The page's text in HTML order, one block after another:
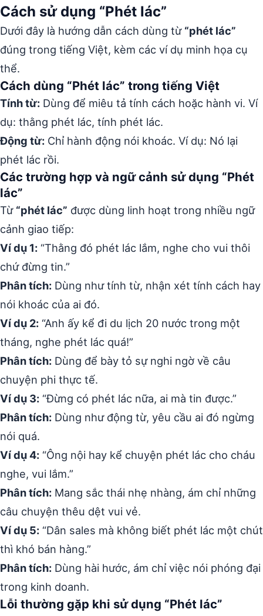
Cách sử dụng “Phét lác”
Dưới đây là hướng dẫn cách dùng từ “phét lác”
đúng trong tiếng Việt, kèm các ví dụ minh họa cụ
thể.
Cách dùng “Phét lác” trong tiếng Việt
Tính từ: Dùng để miêu tả tính cách hoặc hành vi. Ví
dụ: thằng phét lác, tính phét lác.
Động từ: Chỉ hành động nói khoác. Ví dụ: Nó lại
phét lác rồi.
Các trường hợp và ngữ cảnh sử dụng “Phét
lác”
Từ “phét lác” được dùng linh hoạt trong nhiều ngữ
cảnh giao tiếp:
Ví dụ 1: “Thằng đó phét lác lắm, nghe cho vui thôi
chứ đừng tin.”
Phân tích: Dùng như tính từ, nhận xét tính cách hay
nói khoác của ai đó.
Ví dụ 2: “Anh ấy kể đi du lịch 20 nước trong một
tháng, nghe phét lác quá!”
Phân tích: Dùng để bày tỏ sự nghi ngờ về câu
chuyện phi thực tế.
Ví dụ 3: “Đừng có phét lác nữa, ai mà tin được.”
Phân tích: Dùng như động từ, yêu cầu ai đó ngừng
nói quá.
Ví dụ 4: “Ông nội hay kể chuyện phét lác cho cháu
nghe, vui lắm.”
Phân tích: Mang sắc thái nhẹ nhàng, ám chỉ những
câu chuyện thêu dệt vui vẻ.
Ví dụ 5: “Dân sales mà không biết phét lác một chút
thì khó bán hàng.”
Phân tích: Dùng hài hước, ám chỉ việc nói phóng đại
trong kinh doanh.
Lỗi thường gặp khi sử dụng “Phét lác”